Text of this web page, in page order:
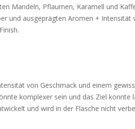
Mandeln, Pflaumen, Karamell und
und ausgeprägten Aromen + Intensität
von Geschmack und einem
komplexer sein und das Ziel könnte
und wird in der Flasche nicht